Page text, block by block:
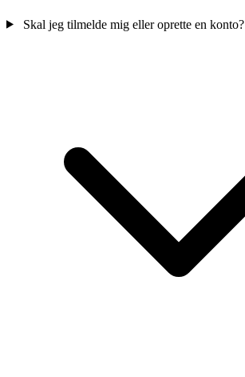
Skal jeg tilmelde mig eller oprette en konto?